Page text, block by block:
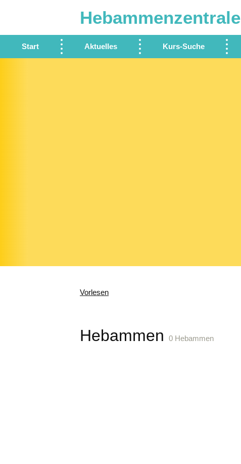
Hebammenzentrale
Start Aktuelles Kurs-Suche
Vorlesen
Hebammen0 Hebammen